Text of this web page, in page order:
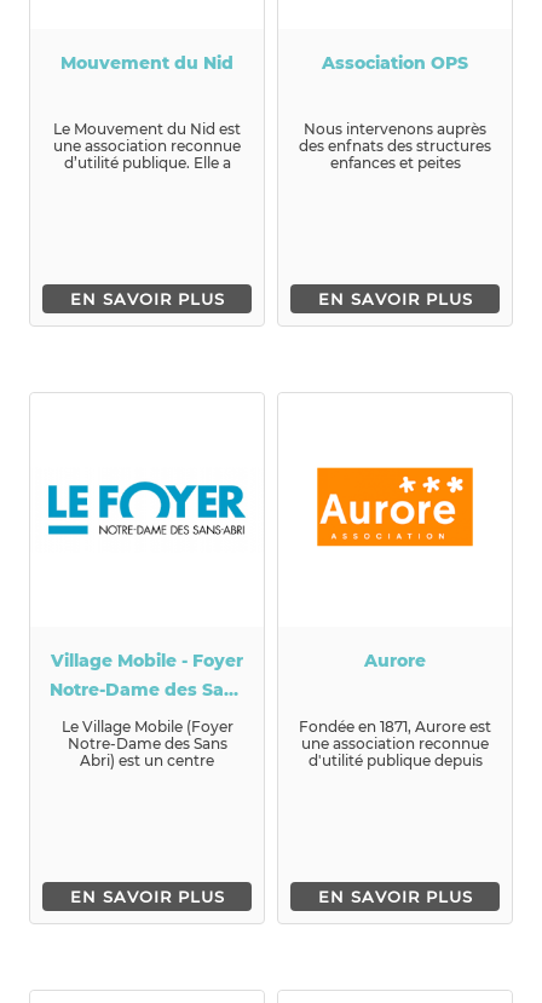
Mouvement du Nid
Le Mouvement du Nid est
une association reconnue
d’utilité publique. Elle a
EN SAVOIR PLUS
Association OPS
Nous intervenons auprès
des enfnats des structures
enfances et peites
EN SAVOIR PLUS
Village Mobile - Foyer
Notre-Dame des Sans
Abri
Le Village Mobile (Foyer
Notre-Dame des Sans
Abri) est un centre
EN SAVOIR PLUS
Aurore
Fondée en 1871, Aurore est
une association reconnue
d'utilité publique depuis
EN SAVOIR PLUS